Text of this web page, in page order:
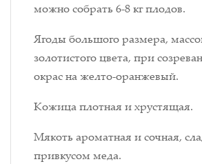
можно собрать 6-8 кг плодов.
Ягоды большого размера,
золотистого цвета, при
окрас на желто-оранжевый.
Кожица плотная и хрустящая.
Мякоть ароматная и сочная,
привкусом меда.